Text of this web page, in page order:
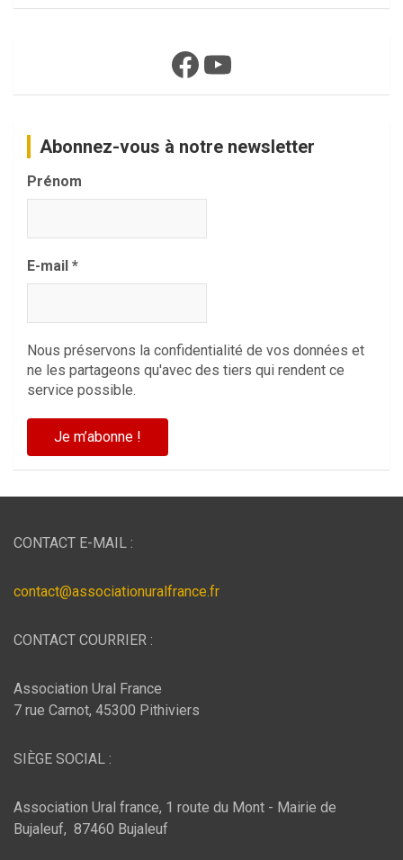
Facebook
YouTube
Abonnez-vous à notre newsletter
Prénom
E-mail *
Nous préservons la confidentialité de vos données et
ne les partageons qu'avec des tiers qui rendent ce
service possible.
CONTACT E-MAIL :
contact@associationuralfrance.fr
CONTACT COURRIER :
Association Ural France
7 rue Carnot, 45300 Pithiviers
SIÈGE SOCIAL :
Association Ural france, 1 route du Mont - Mairie de
Bujaleuf, 87460 Bujaleuf